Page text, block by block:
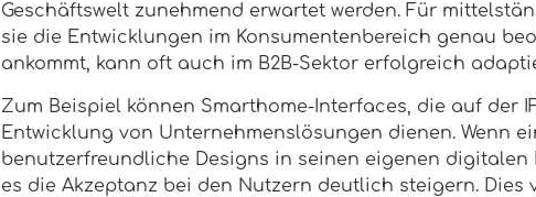
Geschäftswelt zunehmend erwartet werden. Für
sie die Entwicklungen im Konsumentenbereich genau
ankommt, kann oft auch im B2B-Sektor erfolgreich
Zum Beispiel können Smarthome-Interfaces, die auf der
Entwicklung von Unternehmenslösungen dienen. Wenn
benutzerfreundliche Designs in seinen eigenen digitalen
es die Akzeptanz bei den Nutzern deutlich steigern.